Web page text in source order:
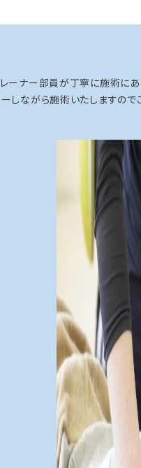
ーナー部員が丁寧に施術にあ
しながら施術いたしますので